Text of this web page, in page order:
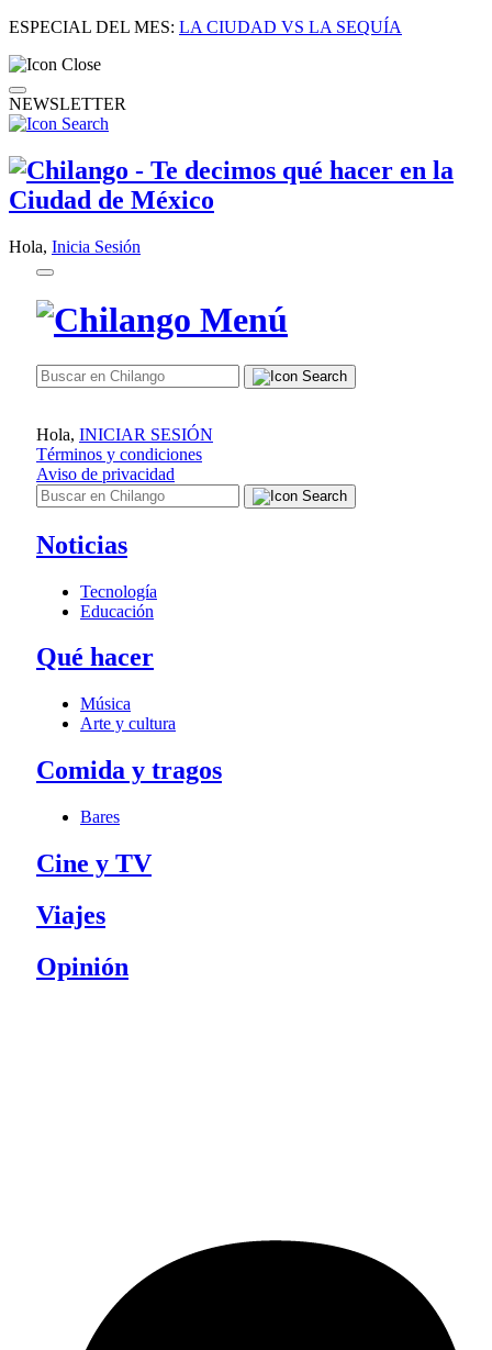
ESPECIAL DEL MES: LA CIUDAD VS LA SEQUÍA
NEWSLETTER
Hola, Inicia Sesión
Hola, INICIAR SESIÓN
Términos y condiciones
Aviso de privacidad
Noticias
Tecnología
Educación
Qué hacer
Música
Arte y cultura
Comida y tragos
Bares
Cine y TV
Viajes
Opinión